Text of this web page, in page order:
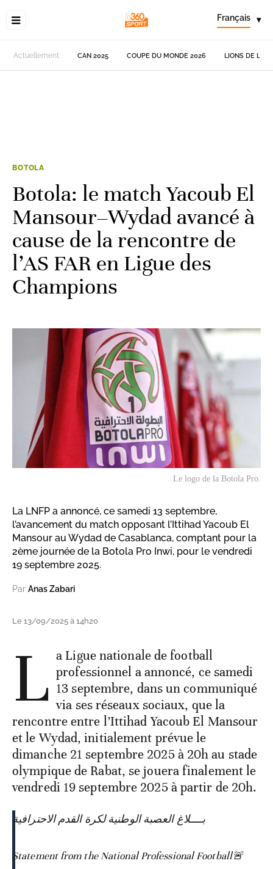
Français ▾
Actuellement CAN 2025 COUPE DU MONDE 2026 LIONS DE
BOTOLA
Botola: le match Yacoub El
Mansour–Wydad avancé à
cause de la rencontre de
l’AS FAR en Ligue des
Champions
Le logo de la Botola Pro.
La LNFP a annoncé, ce samedi 13 septembre,
l’avancement du match opposant l’Ittihad Yacoub El
Mansour au Wydad de Casablanca, comptant pour la
2ème journée de la Botola Pro Inwi, pour le vendredi
19 septembre 2025.
Par Anas Zabari
Le 13/09/2025 à 14h20
L a Ligue nationale de football
professionnel a annoncé, ce samedi
13 septembre, dans un communiqué
via ses réseaux sociaux, que la
rencontre entre l’Ittihad Yacoub El Mansour
et le Wydad, initialement prévue le
dimanche 21 septembre 2025 à 20h au stade
olympique de Rabat, se jouera finalement le
vendredi 19 septembre 2025 à partir de 20h.
بــــلاغ العصبة الوطنية لكرة القدم الاحترافية
🚨Statement from the National Professional Football